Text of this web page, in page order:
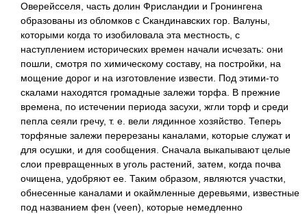
Оверейсселя, часть долин Фрисландии и Гронингена
образованы из обломков с Скандинавских гор. Валуны,
которыми когда то изобиловала эта местность, с
наступлением исторических времен начали исчезать: они
пошли, смотря по химическому составу, на постройки, на
мощение дорог и на изготовление извести. Под этими-то
скалами находятся громадные залежи торфа. В прежние
времена, по истечении периода засухи, жгли торф и среди
пепла сеяли гречу, т. е. вели лядинное хозяйство. Теперь
торфяные залежи перерезаны каналами, которые служат и
для осушки, и для сообщения. Сначала выкапывают целые
слои превращенных в уголь растений, затем, когда почва
очищена, удобряют ее. Таким образом, являются участки,
обнесенные каналами и окаймленные деревьями, известные
под названием фен (veen), которые немедленно